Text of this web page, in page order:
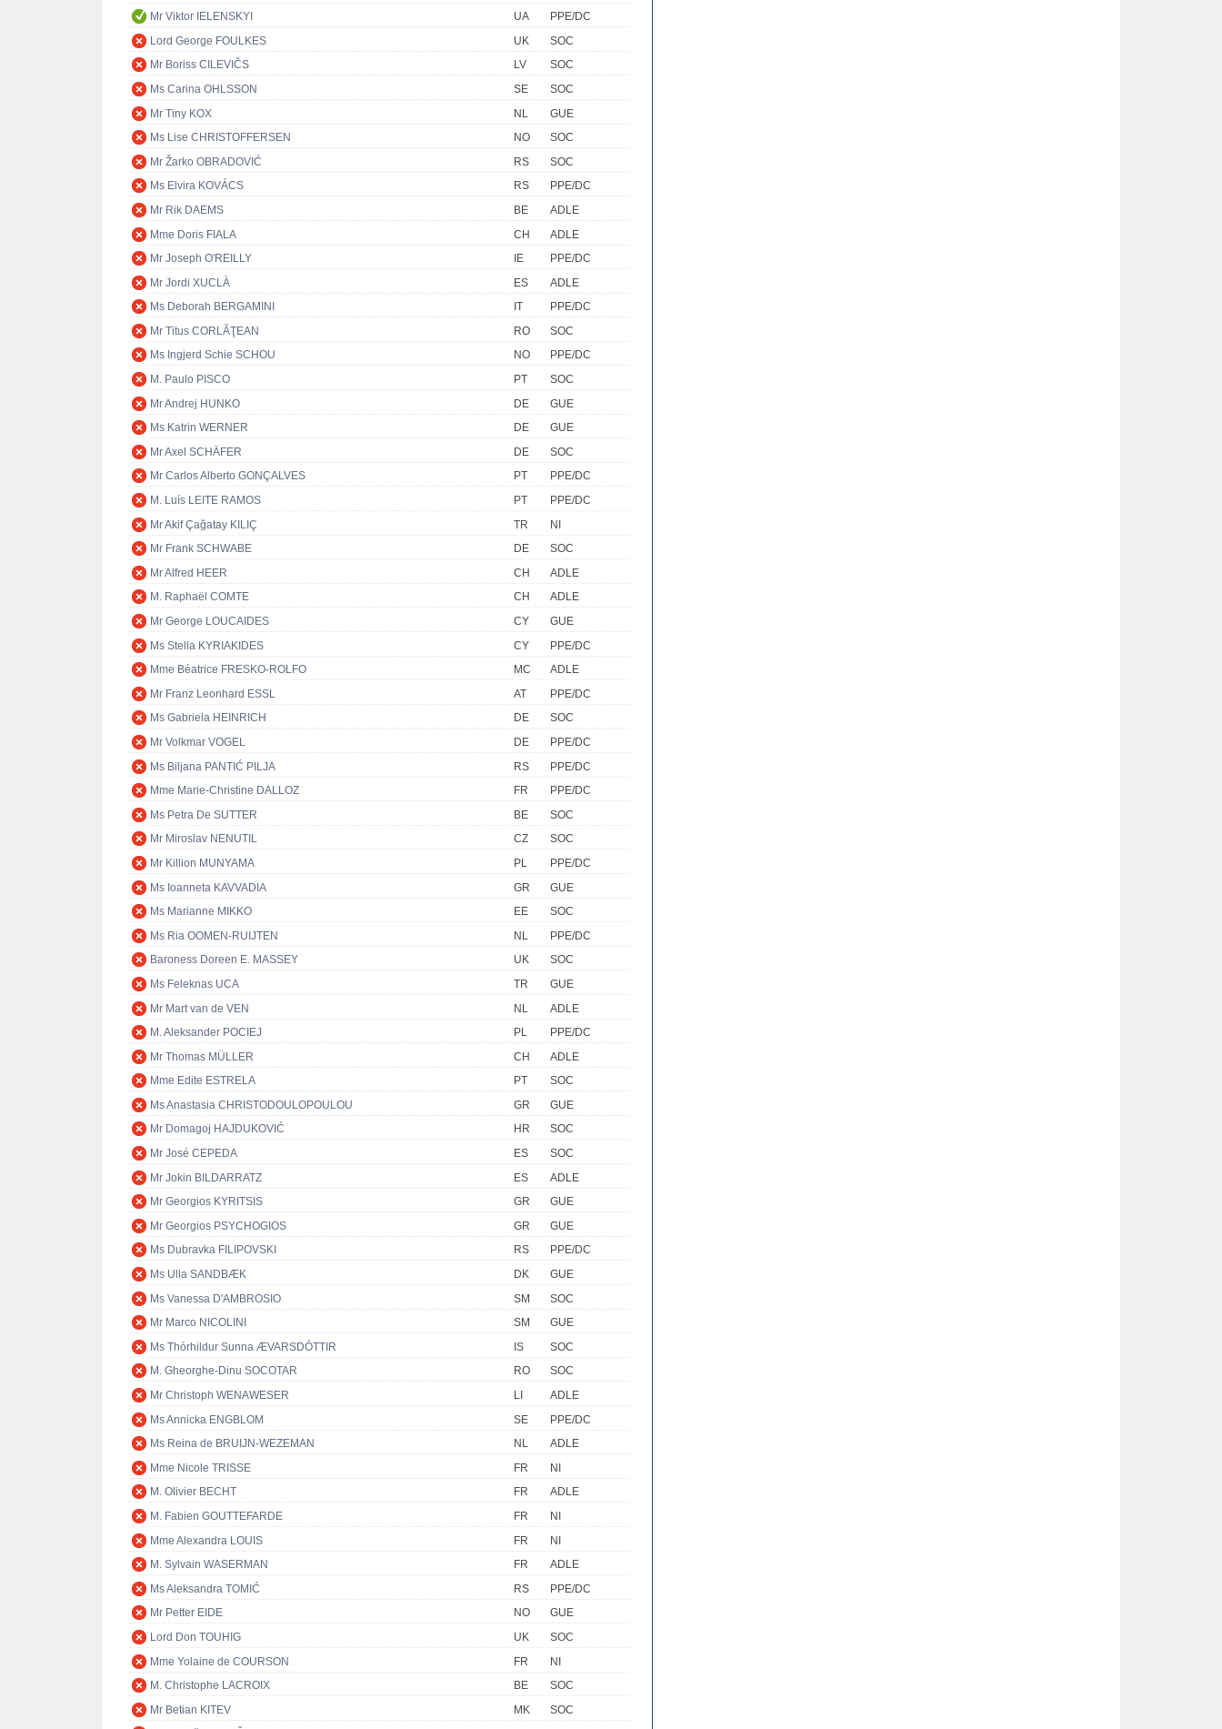
Mr Viktor IELENSKYI
UA
PPE/DC
Lord George FOULKES
UK
SOC
Mr Boriss CILEVIČS
LV
SOC
Ms Carina OHLSSON
SE
SOC
Mr Tiny KOX
NL
GUE
Ms Lise CHRISTOFFERSEN
NO
SOC
Mr Žarko OBRADOVIĆ
RS
SOC
Ms Elvira KOVÁCS
RS
PPE/DC
Mr Rik DAEMS
BE
ADLE
Mme Doris FIALA
CH
ADLE
Mr Joseph O'REILLY
IE
PPE/DC
Mr Jordi XUCLÀ
ES
ADLE
Ms Deborah BERGAMINI
IT
PPE/DC
Mr Titus CORLĂŢEAN
RO
SOC
Ms Ingjerd Schie SCHOU
NO
PPE/DC
M. Paulo PISCO
PT
SOC
Mr Andrej HUNKO
DE
GUE
Ms Katrin WERNER
DE
GUE
Mr Axel SCHÄFER
DE
SOC
Mr Carlos Alberto GONÇALVES
PT
PPE/DC
M. Luís LEITE RAMOS
PT
PPE/DC
Mr Akif Çağatay KILIÇ
TR
NI
Mr Frank SCHWABE
DE
SOC
Mr Alfred HEER
CH
ADLE
M. Raphaël COMTE
CH
ADLE
Mr George LOUCAIDES
CY
GUE
Ms Stella KYRIAKIDES
CY
PPE/DC
Mme Béatrice FRESKO-ROLFO
MC
ADLE
Mr Franz Leonhard ESSL
AT
PPE/DC
Ms Gabriela HEINRICH
DE
SOC
Mr Volkmar VOGEL
DE
PPE/DC
Ms Biljana PANTIĆ PILJA
RS
PPE/DC
Mme Marie-Christine DALLOZ
FR
PPE/DC
Ms Petra De SUTTER
BE
SOC
Mr Miroslav NENUTIL
CZ
SOC
Mr Killion MUNYAMA
PL
PPE/DC
Ms Ioanneta KAVVADIA
GR
GUE
Ms Marianne MIKKO
EE
SOC
Ms Ria OOMEN-RUIJTEN
NL
PPE/DC
Baroness Doreen E. MASSEY
UK
SOC
Ms Feleknas UCA
TR
GUE
Mr Mart van de VEN
NL
ADLE
M. Aleksander POCIEJ
PL
PPE/DC
Mr Thomas MÜLLER
CH
ADLE
Mme Edite ESTRELA
PT
SOC
Ms Anastasia CHRISTODOULOPOULOU
GR
GUE
Mr Domagoj HAJDUKOVIĆ
HR
SOC
Mr José CEPEDA
ES
SOC
Mr Jokin BILDARRATZ
ES
ADLE
Mr Georgios KYRITSIS
GR
GUE
Mr Georgios PSYCHOGIOS
GR
GUE
Ms Dubravka FILIPOVSKI
RS
PPE/DC
Ms Ulla SANDBÆK
DK
GUE
Ms Vanessa D'AMBROSIO
SM
SOC
Mr Marco NICOLINI
SM
GUE
Ms Thórhildur Sunna ÆVARSDÓTTIR
IS
SOC
M. Gheorghe-Dinu SOCOTAR
RO
SOC
Mr Christoph WENAWESER
LI
ADLE
Ms Annicka ENGBLOM
SE
PPE/DC
Ms Reina de BRUIJN-WEZEMAN
NL
ADLE
Mme Nicole TRISSE
FR
NI
M. Olivier BECHT
FR
ADLE
M. Fabien GOUTTEFARDE
FR
NI
Mme Alexandra LOUIS
FR
NI
M. Sylvain WASERMAN
FR
ADLE
Ms Aleksandra TOMIĆ
RS
PPE/DC
Mr Petter EIDE
NO
GUE
Lord Don TOUHIG
UK
SOC
Mme Yolaine de COURSON
FR
NI
M. Christophe LACROIX
BE
SOC
Mr Betian KITEV
MK
SOC